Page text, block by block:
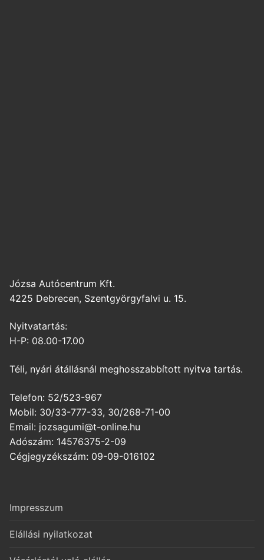
Józsa Autócentrum Kft.
4225 Debrecen, Szentgyörgyfalvi u. 15.
Nyitvatartás:
H-P: 08.00-17.00
Téli, nyári átállásnál meghosszabbított nyitva tartás.
Telefon: 52/523-967
Mobil: 30/33-777-33, 30/268-71-00
Email: jozsagumi@t-online.hu
Adószám: 14576375-2-09
Cégjegyzékszám: 09-09-016102
Impresszum
Elállási nyilatkozat